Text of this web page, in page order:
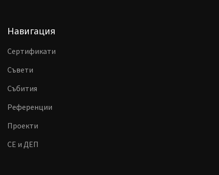
Навигация
Сертификати
Съвети
Събития
Референции
Проекти
CE и ДЕП